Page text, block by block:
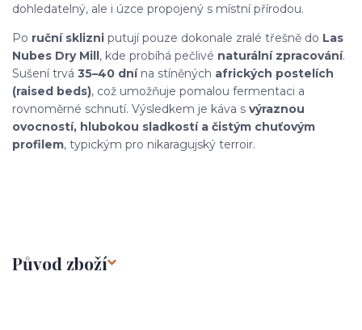
dohledatelný, ale i úzce propojený s místní přírodou.
Po ruční sklizni putují pouze dokonale zralé třešně do Las
Nubes Dry Mill, kde probíhá pečlivé naturální zpracování.
Sušení trvá 35–40 dnína stíněných afrických postelích
(raised beds), což umožňuje pomalou fermentaci a
rovnoměrné schnutí. Výsledkem je káva s výraznou
ovocností, hlubokou sladkostí a čistým chuťovým
profilem, typickým pro nikaragujský terroir.
Původ zboží